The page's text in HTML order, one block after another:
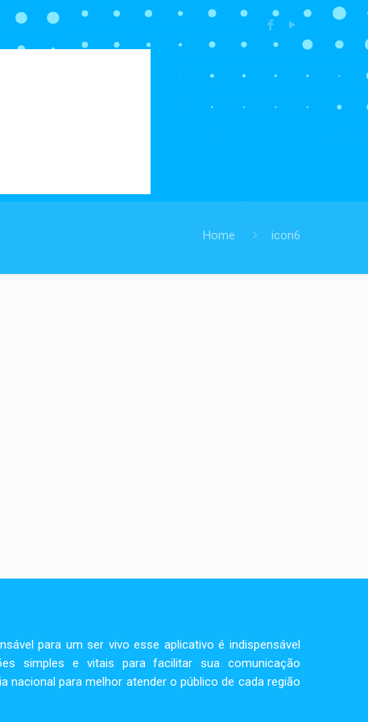
Home icon6
para um ser vivo esse aplicativo é indispensável
simples e vitais para facilitar sua comunicação
nacional para melhor atender o público de cada região